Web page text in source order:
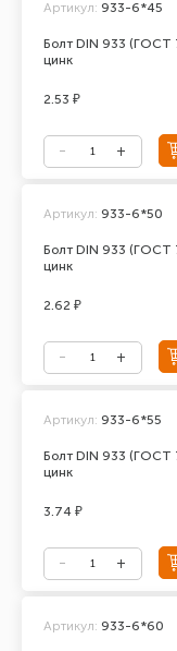
Болт DIN 933
цинк
Артикул: 933-6*45
2.53 ₽
Болт DIN 933
цинк
Артикул: 933-6*50
2.62 ₽
Болт DIN 933
цинк
Артикул: 933-6*55
3.74 ₽
Артикул: 933-6*60